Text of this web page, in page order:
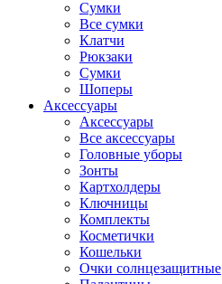
Сумки
Все сумки
Клатчи
Рюкзаки
Сумки
Шоперы
Аксессуары
Аксессуары
Все аксессуары
Головные уборы
Зонты
Картхолдеры
Ключницы
Комплекты
Косметички
Кошельки
Очки солнцезащитные